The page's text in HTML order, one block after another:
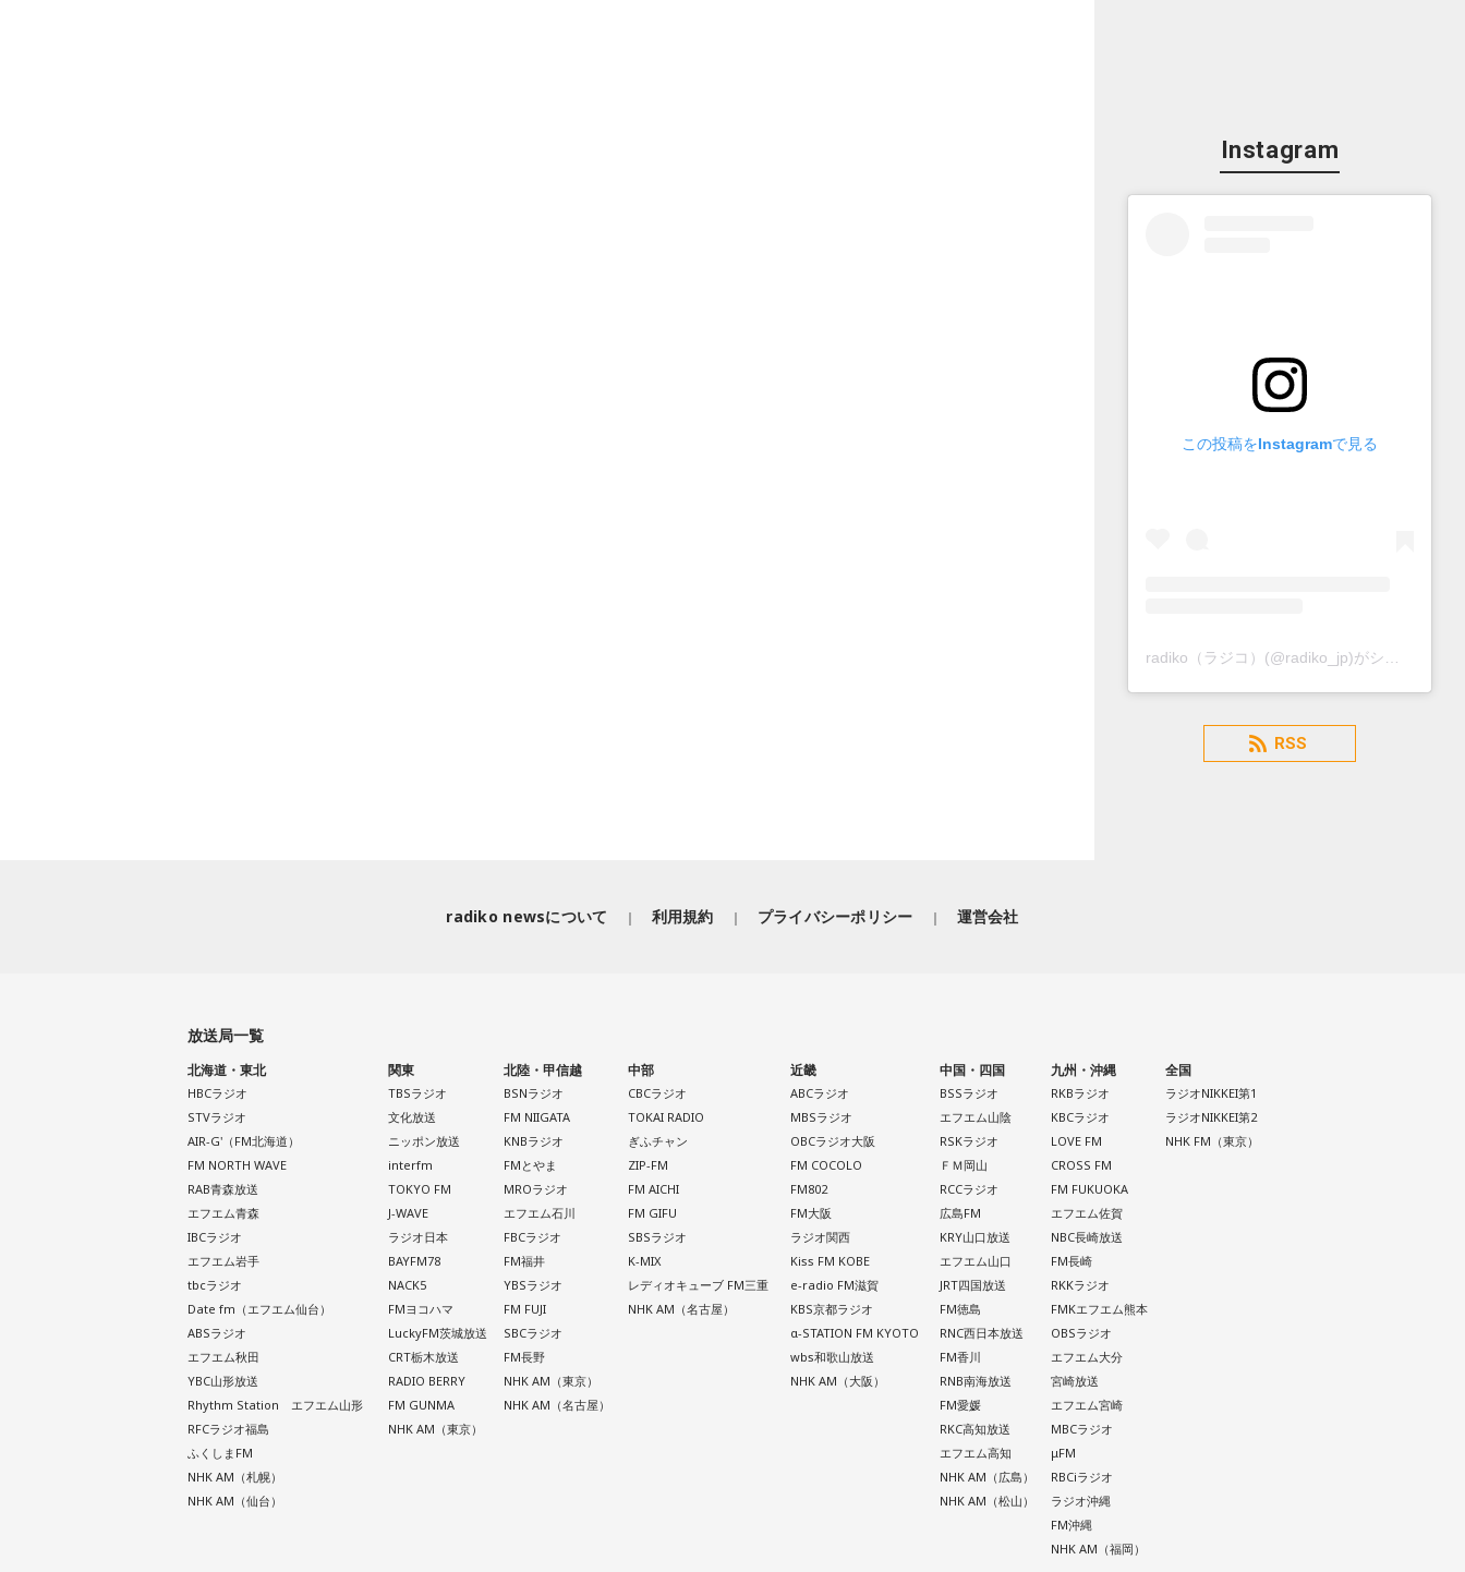
Instagram
この投稿をInstagramで見る
radiko（ラジコ）(@radiko_jp)がシェアした投稿
RSS
radiko newsについて 利用規約 プライバシーポリシー 運営会社
放送局一覧
北海道・東北
HBCラジオ
STVラジオ
AIR-G'（FM北海道）
FM NORTH WAVE
RAB青森放送
エフエム青森
IBCラジオ
エフエム岩手
tbcラジオ
Date fm（エフエム仙台）
ABSラジオ
エフエム秋田
YBC山形放送
Rhythm Station エフエム山形
RFCラジオ福島
ふくしまFM
NHK AM（札幌）
NHK AM（仙台）
関東
TBSラジオ
文化放送
ニッポン放送
interfm
TOKYO FM
J-WAVE
ラジオ日本
BAYFM78
NACK5
FMヨコハマ
LuckyFM茨城放送
CRT栃木放送
RADIO BERRY
FM GUNMA
NHK AM（東京）
北陸・甲信越
BSNラジオ
FM NIIGATA
KNBラジオ
FMとやま
MROラジオ
エフエム石川
FBCラジオ
FM福井
YBSラジオ
FM FUJI
SBCラジオ
FM長野
NHK AM（東京）
NHK AM（名古屋）
中部
CBCラジオ
TOKAI RADIO
ぎふチャン
ZIP-FM
FM AICHI
FM GIFU
SBSラジオ
K-MIX
レディオキューブ FM三重
NHK AM（名古屋）
近畿
ABCラジオ
MBSラジオ
OBCラジオ大阪
FM COCOLO
FM802
FM大阪
ラジオ関西
Kiss FM KOBE
e-radio FM滋賀
KBS京都ラジオ
α-STATION FM KYOTO
wbs和歌山放送
NHK AM（大阪）
中国・四国
BSSラジオ
エフエム山陰
RSKラジオ
ＦＭ岡山
RCCラジオ
広島FM
KRY山口放送
エフエム山口
JRT四国放送
FM徳島
RNC西日本放送
FM香川
RNB南海放送
FM愛媛
RKC高知放送
エフエム高知
NHK AM（広島）
NHK AM（松山）
九州・沖縄
RKBラジオ
KBCラジオ
LOVE FM
CROSS FM
FM FUKUOKA
エフエム佐賀
NBC長崎放送
FM長崎
RKKラジオ
FMKエフエム熊本
OBSラジオ
エフエム大分
宮崎放送
エフエム宮崎
MBCラジオ
μFM
RBCiラジオ
ラジオ沖縄
FM沖縄
NHK AM（福岡）
全国
ラジオNIKKEI第1
ラジオNIKKEI第2
NHK FM（東京）